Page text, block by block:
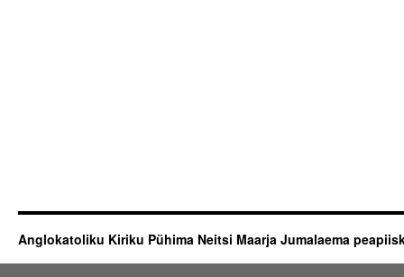
Anglokatoliku Kiriku Pühima Neitsi Maarja Jumalaema